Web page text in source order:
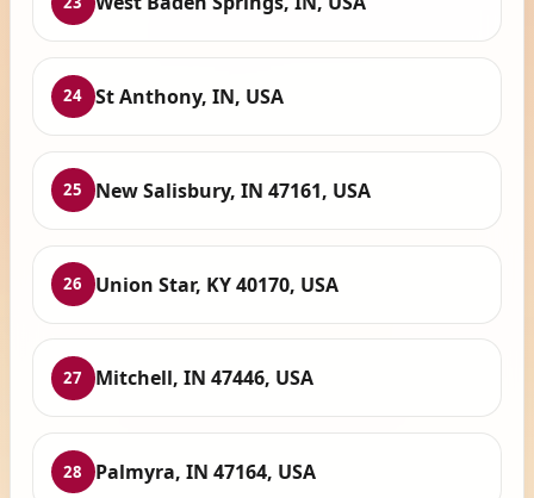
24 St Anthony, IN, USA
25 New Salisbury, IN 47161, USA
26 Union Star, KY 40170, USA
27 Mitchell, IN 47446, USA
28 Palmyra, IN 47164, USA